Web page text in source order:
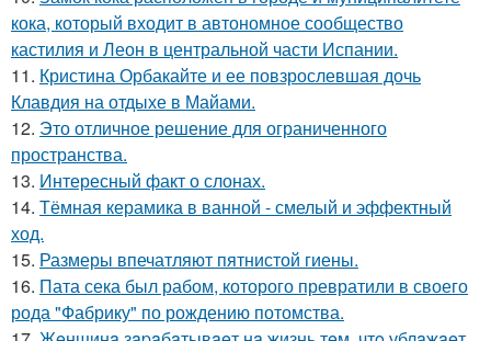
кока, который входит в автономное сообщество
кастилия и Леон в центральной части Испании.
11. Кристина Орбакайте и ее повзрослевшая дочь
Клавдия на отдыхе в Майами.
12. Это отличное решение для ограниченного
пространства.
13. Интересный факт о слонах.
14. Тёмная керамика в ванной - смелый и эффектный
ход.
15. Размеры впечатляют пятнистой гиены.
16. Пата сека был рабом, которого превратили в своего
рода "Фабрику" по рождению потомства.